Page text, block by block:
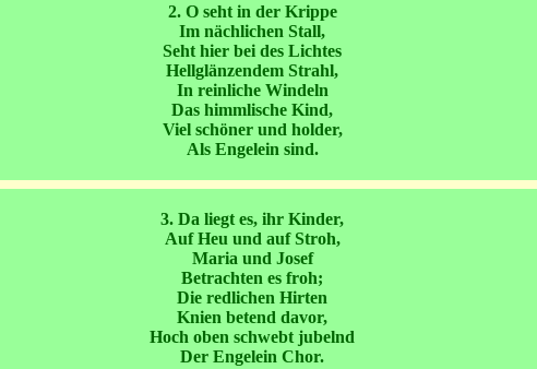
2. O seht in der Krippe
Im nächlichen Stall,
Seht hier bei des Lichtes
Hellglänzendem Strahl,
In reinliche Windeln
Das himmlische Kind,
Viel schöner und holder,
Als Engelein sind.
3. Da liegt es, ihr Kinder,
Auf Heu und auf Stroh,
Maria und Josef
Betrachten es froh;
Die redlichen Hirten
Knien betend davor,
Hoch oben schwebt jubelnd
Der Engelein Chor.